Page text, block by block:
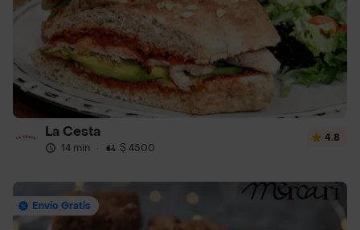
La Cesta
14 min · $ 4500
4.8
Envío Gratis